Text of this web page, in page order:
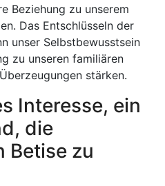
Beziehung zu unserem
Das Entschlüsseln der
unser Selbstbewusstsein
zu unseren familiären
stärken.
Interesse, ein
die
Betise zu